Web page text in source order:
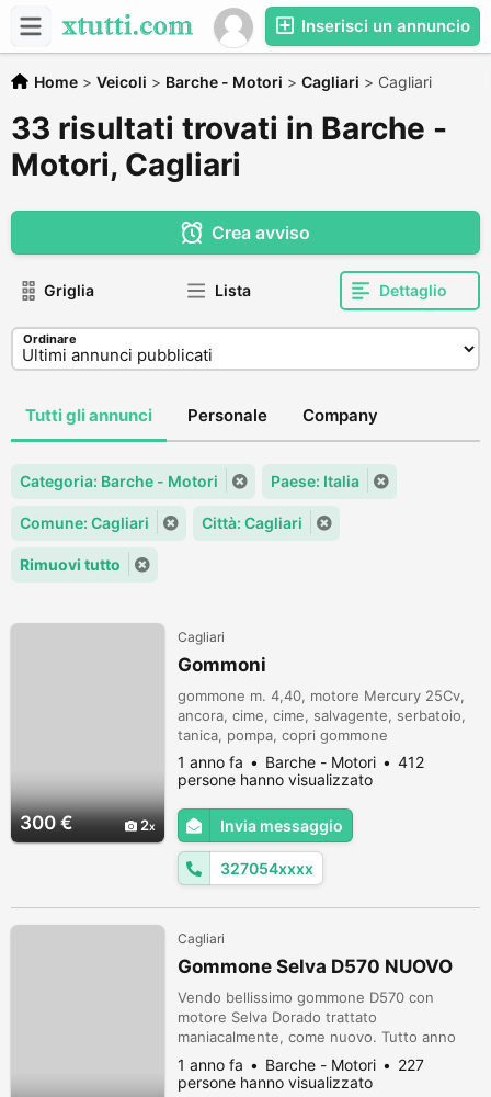
Inserisci un annuncio
Home > Veicoli > Barche - Motori > Cagliari > Cagliari
33 risultati trovati in Barche -
Motori, Cagliari
Crea avviso
Griglia Lista Dettaglio
Ordinare
Tutti gli annunci Personale Company
Categoria: Barche - Motori Paese: Italia
Comune: Cagliari Città: Cagliari
Rimuovi tutto
300 € 2
Cagliari
Gommoni
gommone m. 4,40, motore Mercury 25Cv,
ancora, cime, cime, salvagente, serbatoio,
tanica, pompa, copri gommone
1 anno fa Barche - Motori
412
persone hanno visualizzato
Invia messaggio
327054xxxx
Cagliari
Gommone Selva D570 NUOVO
Vendo bellissimo gommone D570 con
motore Selva Dorado trattato
maniacalmente, come nuovo. Tutto anno
2020 pronto al varo non necessita di
nessun tipo di lavoro. Serbatoio integrato
1 anno fa Barche - Motori
227
persone hanno visualizzato